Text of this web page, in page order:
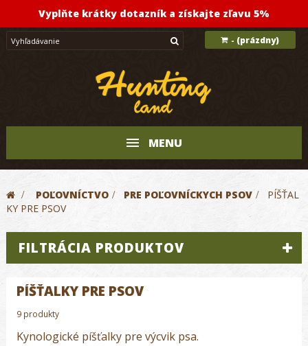
Vyplňte krátky dotazník a získajte zľavu 5%
- (prázdny)
MENU
> POĽOVNÍCTVO > PRE POĽOVNÍCKYCH PSOV >
PÍŠŤAL
KY PRE PSOV
FILTRÁCIA PRODUKTOV
PÍŠŤALKY PRE PSOV
9 produkty
Kynologické píšťalky pre výcvik psa.